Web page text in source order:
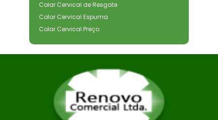
Colar Cervical de Resgate
Colar Cervical Espuma
Colar Cervical Preço
Colar Cervical Regulável
Equipamentos de Resgate
Equipamentos de Resgate e Primeiros
Socorros
Fabrica de Macas de Resgate